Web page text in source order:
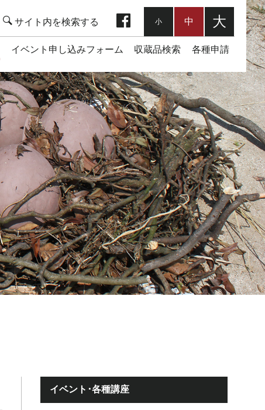
イベント申し込みフォーム 収蔵品検索 各種申請
小 中 大
イベント･各種講座